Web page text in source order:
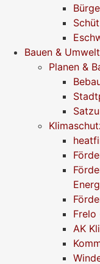
Bauen & Umwelt
Planen &
Frelo
AK